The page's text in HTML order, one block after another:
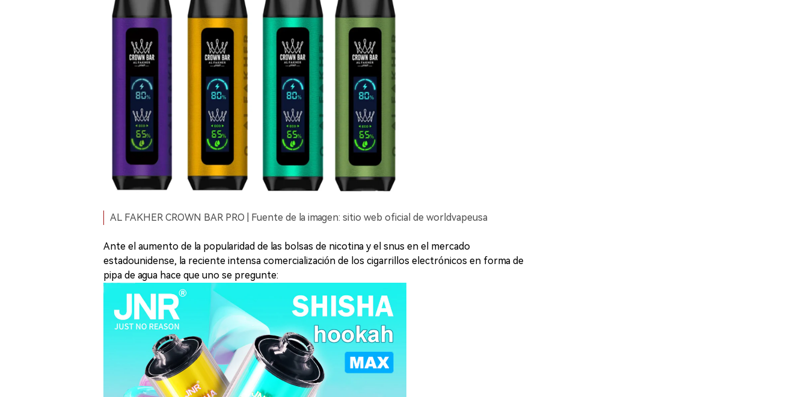
AL FAKHER CROWN BAR PRO | Fuente de la imagen: sitio web oficial de worldvapeusa
Ante el aumento de la popularidad de las bolsas de nicotina y el snus en el mercado
estadounidense, la reciente intensa comercialización de los cigarrillos electrónicos en forma de
pipa de agua hace que uno se pregunte: